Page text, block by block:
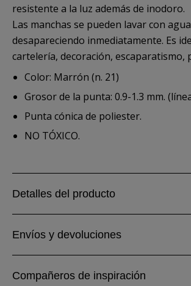
resistente a la luz además de inodoro.
Las manchas se pueden lavar con
desapareciendo inmediatamente. Es
cartelería, decoración, escaparatismo,
Color: Marrón (n. 21)
Grosor de la punta: 0.9-1.3 mm.
Punta cónica de poliester.
NO TÓXICO.
Detalles del producto
Envíos y devoluciones
Compañeros de inspiración